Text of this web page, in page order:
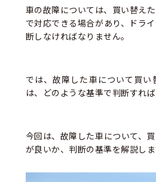
車の故障については、買い替え
で対応できる場合があり、ドラ
断しなければなりません。
では、故障した車について買い
は、どのような基準で判断すれ
今回は、故障した車について、
が良いか、判断の基準を解説しま